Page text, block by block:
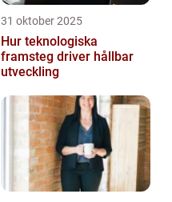
31 oktober 2025
Hur teknologiska
framsteg driver hållbar
utveckling